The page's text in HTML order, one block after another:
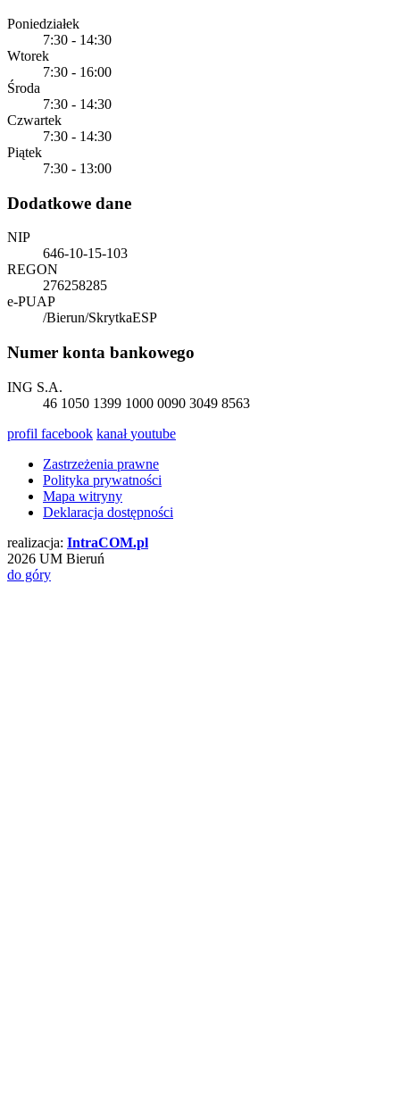
Poniedziałek
7:30 - 14:30
Wtorek
7:30 - 16:00
Środa
7:30 - 14:30
Czwartek
7:30 - 14:30
Piątek
7:30 - 13:00
Dodatkowe dane
NIP
646-10-15-103
REGON
276258285
e-PUAP
/Bierun/SkrytkaESP
Numer konta bankowego
ING S.A.
46 1050 1399 1000 0090 3049 8563
profil facebook kanałyoutube
Zastrzeżenia prawne
Polityka prywatności
Mapa witryny
Deklaracja dostępności
realizacja: IntraCOM.pl
2026 UM Bieruń
do góry